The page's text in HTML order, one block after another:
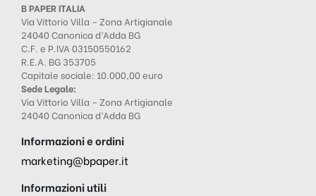
B PAPER ITALIA
Via Vittorio Villa – Zona Artigianale
24040 Canonica d’Adda BG
C.F. e P.IVA 03150550162
R.E.A. BG 353705
Capitale sociale: 10.000,00 euro
Sede Legale:
Via Vittorio Villa – Zona Artigianale
24040 Canonica d’Adda BG
Informazioni e ordini
marketing@bpaper.it
Informazioni utili